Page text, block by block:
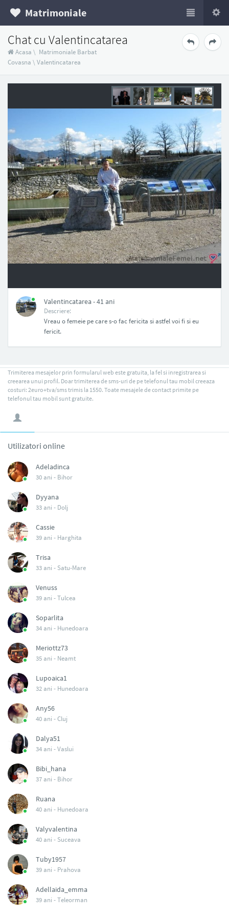
Matrimoniale
Chat cu Valentincatarea
Acasa \ Matrimoniale Barbat
Covasna \ Valentincatarea
Valentincatarea - 41 ani
Descriere:
Vreau o femeie pe care s-o fac fericita si astfel voi fi si eu
fericit.
Trimiterea mesajelor prin formularul web este gratuita, la fel si inregistrarea si
creearea unui profil. Doar trimiterea de sms-uri de pe telefonul tau mobil creeaza
costuri: 2euro+tva/sms trimis la 1550. Toate mesajele de contact primite pe
telefonul tau mobil sunt gratuite.
Utilizatori online
Adeladinca
30 ani - Bihor
Dyyana
33 ani - Dolj
Cassie
39 ani - Harghita
Trisa
33 ani - Satu-Mare
Venuss
39 ani -Tulcea
Soparlita
34 ani - Hunedoara
Meriottz73
35 ani - Neamt
Lupoaica1
32 ani - Hunedoara
Any56
40 ani -Cluj
Dalya51
34 ani -Vaslui
Bibi_hana
37 ani - Bihor
Ruana
40 ani - Hunedoara
Valyvalentina
40 ani - Suceava
Tuby1957
39 ani - Prahova
Adellaida_emma
39 ani -Teleorman